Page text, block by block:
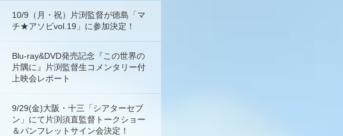
10/9（月・祝）片渕監督が徳島「マ
チ★アソビvol.19」に参加決定！
Blu-ray&DVD発売記念『この世界の
片隅に』片渕監督生コメンタリー付
上映会レポート
9/29(金)大阪・十三「シアターセブ
ン」にて片渕須直監督トークショー
＆パンフレットサイン会決定！